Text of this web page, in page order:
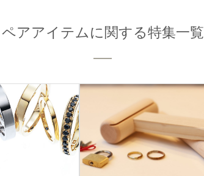
ペアアイテムに関する特集一覧